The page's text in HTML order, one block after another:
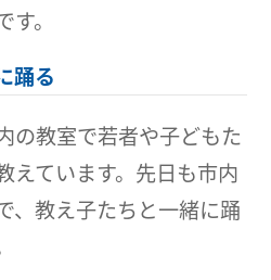
。
踊る
の教室で若者や子どもた
えています。先日も市内
、教え子たちと一緒に踊